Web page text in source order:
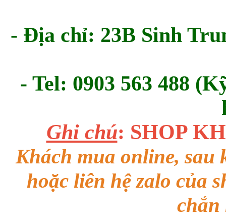
- Địa chỉ: 23B Sinh
- Tel: 0903 563 488
Ghi chú: SHOP
Khách mua online,
hoặc liên hệ zalo của
chắn